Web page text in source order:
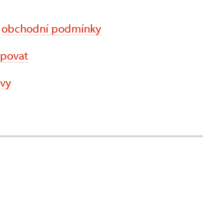
obchodní podmínky